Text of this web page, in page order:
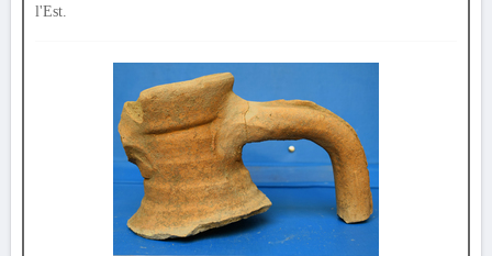
l'Est.